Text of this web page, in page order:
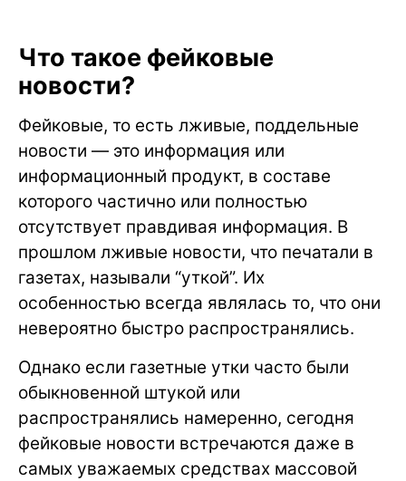
Что такое фейковые
новости?
Фейковые, то есть лживые, поддельные
новости — это информация или
информационный продукт, в составе
которого частично или полностью
отсутствует правдивая информация. В
прошлом лживые новости, что печатали в
газетах, называли “уткой”. Их
особенностью всегда являлась то, что они
невероятно быстро распространялись.
Однако если газетные утки часто были
обыкновенной штукой или
распространялись намеренно, сегодня
фейковые новости встречаются даже в
самых уважаемых средствах массовой